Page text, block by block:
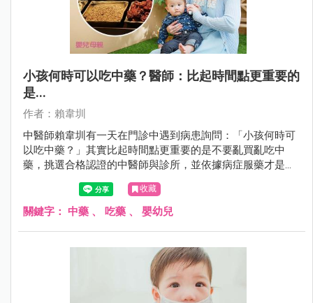
小孩何時可以吃中藥？醫師：比起時間點更重要的
是...
作者：賴韋圳
中醫師賴韋圳有一天在門診中遇到病患詢問：「小孩何時可
以吃中藥？」其實比起時間點更重要的是不要亂買亂吃中
藥，挑選合格認證的中醫師與診所，並依據病症服藥才是正
確之道，聽聽醫師怎麼說。
收藏
關鍵字： 中藥 、 吃藥 、 嬰幼兒